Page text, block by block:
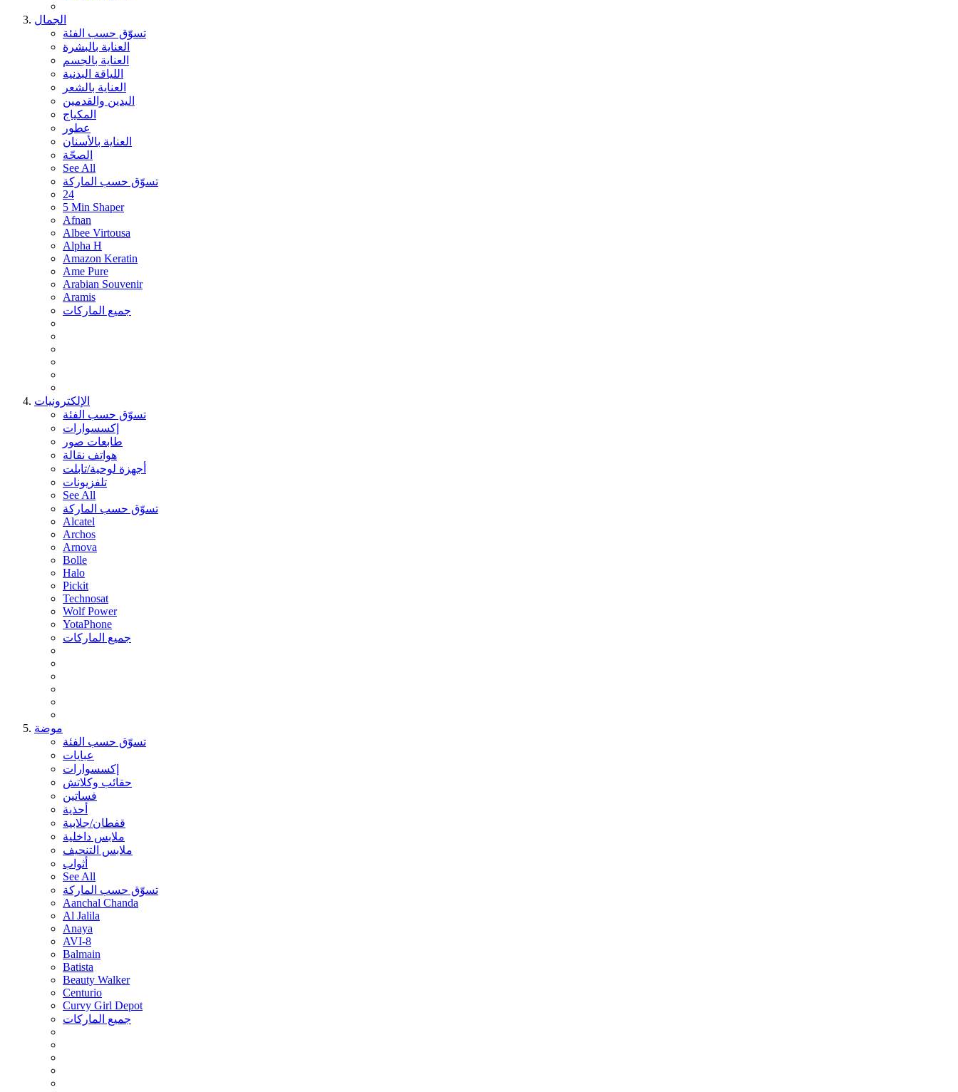
الجمال
تسوّق حسب الفئة
العناية بالبشرة
العناية بالجسم
اللياقة البدنية
العناية بالشعر
اليدين والقدمين
المكياج
عطور
العناية بالأسنان
الصحّة
See All
تسوّق حسب الماركة
24
5 Min Shaper
Afnan
Albee Virtousa
Alpha H
Amazon Keratin
Ame Pure
Arabian Souvenir
Aramis
جميع الماركات
الإلكترونيات
تسوّق حسب الفئة
إكسسوارات
طابعات صور
هواتف نقالة
أجهزة لوحية/تابلت
تلفزيونات
See All
تسوّق حسب الماركة
Alcatel
Archos
Arnova
Bolle
Halo
Pickit
Technosat
Wolf Power
YotaPhone
جميع الماركات
موضة
تسوّق حسب الفئة
عبايات
إكسسوارات
حقائب وكلاتش
فساتين
أحذية
قفطان/جلابية
ملابس داخلية
ملابس التنحيف
أثواب
See All
تسوّق حسب الماركة
Aanchal Chanda
Al Jalila
Anaya
AVI-8
Balmain
Batista
Beauty Walker
Centurio
Curvy Girl Depot
جميع الماركات